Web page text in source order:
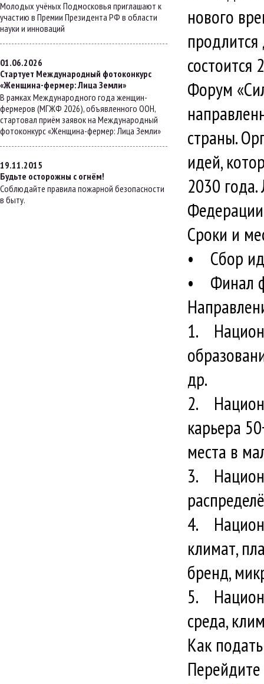
Молодых учёных Подмосковья приглашают к
участию в Премии Президента РФ в области
науки и инноваций
01.06.2026
Стартует Международный фотоконкурс
«Женщина-фермер: Лица Земли»
В рамках Международного года женщин-
фермеров (МГЖФ 2026), объявленного ООН,
стартовал приём заявок на Международный
фотоконкурс «Женщина-фермер: Лица Земли»
19.11.2015
Будьте осторожны с огнём!
Соблюдайте правила пожарной безопасности
в быту.
нового
Форум
страны.
идей,
2030
Сроки и
• Сбор
• Финал
1.
др.
2.
карьера
места в
3.
4.
климат,
бренд,
5.
среда,
Как